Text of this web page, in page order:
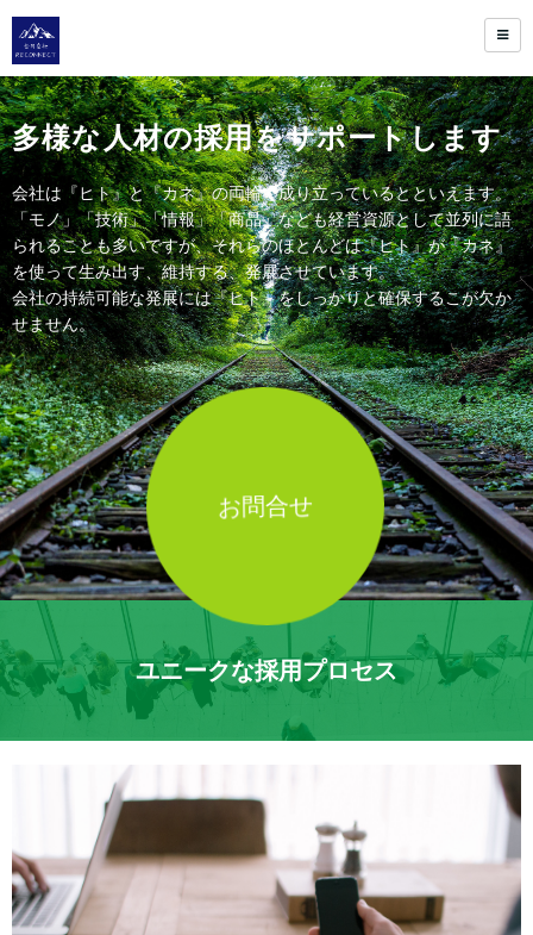
多様な人材の採用をサポートします
会社は『ヒト』と『カネ』の両輪で成り立っているとといえます。
「モノ」「技術」「情報」「商品」なども経営資源として並列に語
られることも多いですが、それらのほとんどは『ヒト』が『カネ』
を使って生み出す、維持する、発展させています。
会社の持続可能な発展には『ヒト』をしっかりと確保するこが欠か
せません。
お問合せ
ユニークな採用プロセス